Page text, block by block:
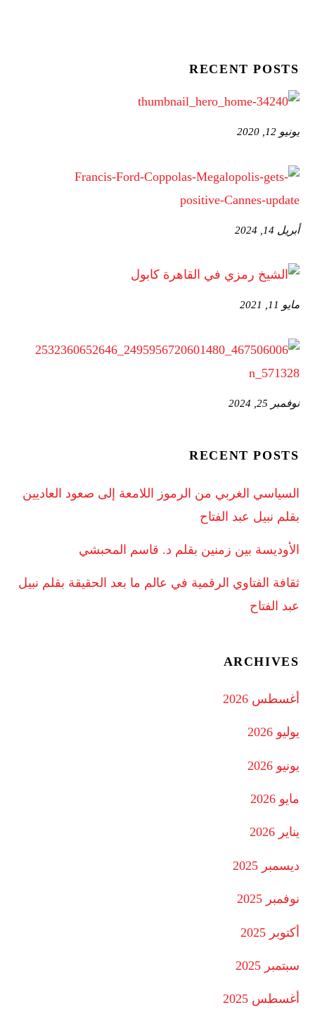
RECENT POSTS
يونيو 12, 2020
أبريل 14, 2024
مايو 11, 2021
نوفمبر 25, 2024
RECENT POSTS
السياسي الغربي من الرموز اللامعة إلى صعود العاديين
بقلم نبيل عبد الفتاح
الأوديسة بين زمنين بقلم د. قاسم المحبشي
ثقافة الفتاوي الرقمية في عالم ما بعد الحقيقة بقلم نبيل
عبد الفتاح
ARCHIVES
أغسطس 2026
يوليو 2026
يونيو 2026
مايو 2026
يناير 2026
ديسمبر 2025
نوفمبر 2025
أكتوبر 2025
سبتمبر 2025
أغسطس 2025